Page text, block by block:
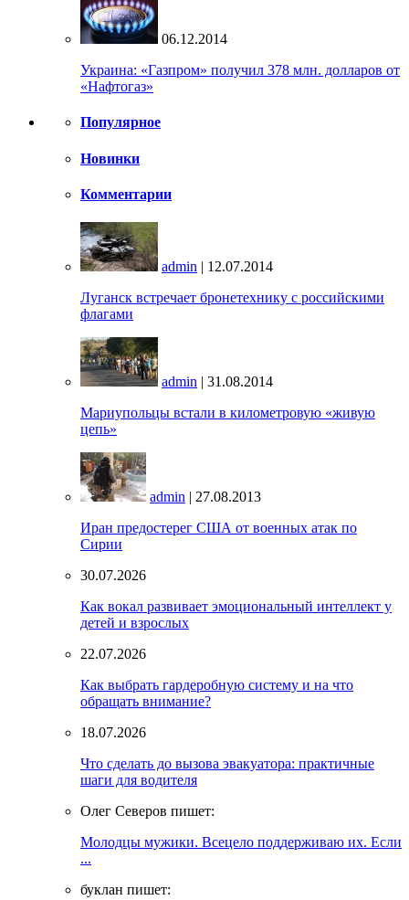
06.12.2014
Украина: «Газпром» получил 378 млн. долларов от
«Нафтогаз»
Популярное
Новинки
Комментарии
admin | 12.07.2014
Луганск встречает бронетехнику с российскими
флагами
admin | 31.08.2014
Мариупольцы встали в километровую «живую
цепь»
admin | 27.08.2013
Иран предостерег США от военных атак по
Сирии
30.07.2026
Как вокал развивает эмоциональный интеллект у
детей и взрослых
22.07.2026
Как выбрать гардеробную систему и на что
обращать внимание?
18.07.2026
Что сделать до вызова эвакуатора: практичные
шаги для водителя
Олег Северов пишет:
Молодцы мужики. Всецело поддерживаю их. Если
...
буклан пишет: